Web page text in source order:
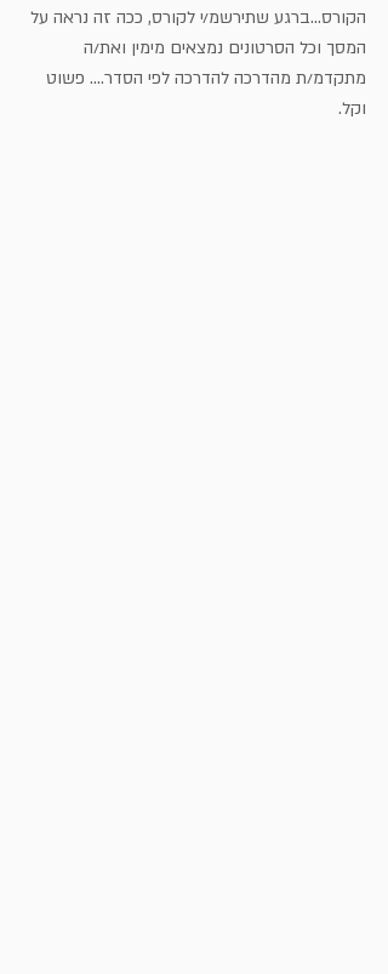
הקורס...ברגע שתירשמ/י לקורס, ככה זה נראה על
המסך וכל הסרטונים נמצאים מימין ואת/ה
מתקדמ/ת מהדרכה להדרכה לפי הסדר.... פשוט
וקל.